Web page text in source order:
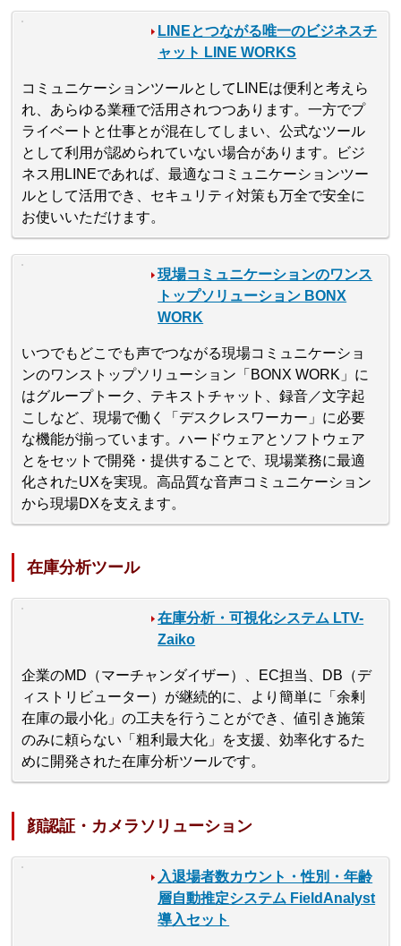
LINEとつながる唯一のビジネスチ
ャット LINE WORKS
コミュニケーションツールとしてLINEは便利と考えら
れ、あらゆる業種で活用されつつあります。一方でプ
ライベートと仕事とが混在してしまい、公式なツール
として利用が認められていない場合があります。ビジ
ネス用LINEであれば、最適なコミュニケーションツー
ルとして活用でき、セキュリティ対策も万全で安全に
お使いいただけます。
現場コミュニケーションのワンス
トップソリューション BONX
WORK
いつでもどこでも声でつながる現場コミュニケーショ
ンのワンストップソリューション「BONX WORK」に
はグループトーク、テキストチャット、録音／文字起
こしなど、現場で働く「デスクレスワーカー」に必要
な機能が揃っています。ハードウェアとソフトウェア
とをセットで開発・提供することで、現場業務に最適
化されたUXを実現。高品質な音声コミュニケーション
から現場DXを支えます。
在庫分析ツール
在庫分析・可視化システム LTV-
Zaiko
企業のMD（マーチャンダイザー）、EC担当、DB（デ
ィストリビューター）が継続的に、より簡単に「余剰
在庫の最小化」の工夫を行うことができ、値引き施策
のみに頼らない「粗利最大化」を支援、効率化するた
めに開発された在庫分析ツールです。
顔認証・カメラソリューション
入退場者数カウント・性別・年齢
層自動推定システム FieldAnalyst
導入セット